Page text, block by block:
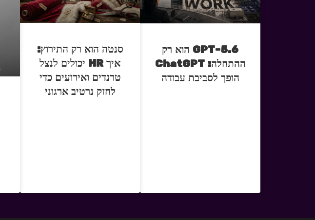
GPT-5.6 הוא רק
ההתחלה: ChatGPT
הופך לסביבת עבודה
סנטה הוא רק התירוץ:
איך HR יכולים לנצל
טרנדים ואירועים כדי
לחזק נרטיב ארגוני